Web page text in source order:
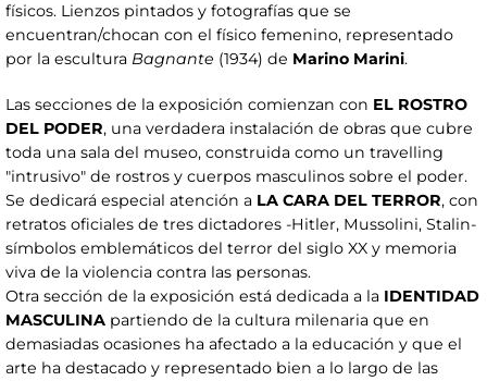
físicos. Lienzos pintados y fotografías que se
encuentran/chocan con el físico femenino, representado
por la escultura Bagnante (1934) de Marino Marini.
Las secciones de la exposición comienzan con EL ROSTRO
DEL PODER, una verdadera instalación de obras que cubre
toda una sala del museo, construida como un travelling
"intrusivo" de rostros y cuerpos masculinos sobre el poder.
Se dedicará especial atención a LA CARA DEL TERROR, con
retratos oficiales de tres dictadores -Hitler, Mussolini, Stalin-
símbolos emblemáticos del terror del siglo XX y memoria
viva de la violencia contra las personas.
Otra sección de la exposición está dedicada a la IDENTIDAD
MASCULINA partiendo de la cultura milenaria que en
demasiadas ocasiones ha afectado a la educación y que el
arte ha destacado y representado bien a lo largo de las